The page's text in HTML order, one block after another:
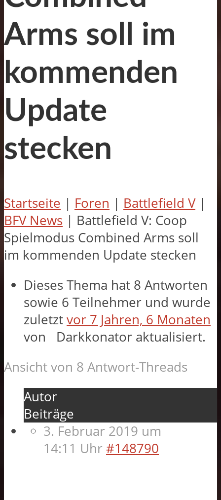
Arms soll im
kommenden
Update
stecken
Startseite | Foren | Battlefield V |
BFV News | Battlefield V: Coop
Spielmodus Combined Arms soll
im kommenden Update stecken
Dieses Thema hat 8 Antworten
sowie 6 Teilnehmer und wurde
zuletzt vor 7 Jahren, 6 Monaten
von
Darkkonator aktualisiert.
Ansicht von 8 Antwort-Threads
Autor
Beiträge
3. Februar 2019 um
14:11 Uhr #148790